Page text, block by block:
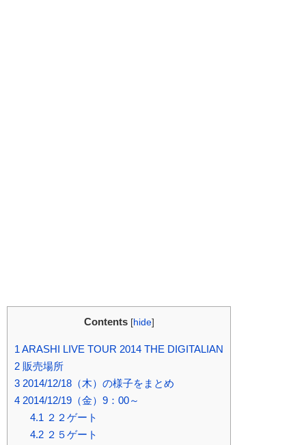
Contents [hide]
1 ARASHI LIVE TOUR 2014 THE DIGITALIAN
2 販売場所
3 2014/12/18（木）の様子をまとめ
4 2014/12/19（金）9：00～
4.1 ２２ゲート
4.2２５ゲート